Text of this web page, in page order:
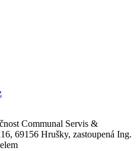
Communal Servis &
69156 Hrušky, zastoupená Ing.